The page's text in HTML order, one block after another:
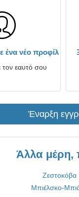
ένα νέο προφίλ
τον εαυτό σου
Έναρξη
Άλλα μέρη,
Ζεστοκόβα
Μπιέλσκο-